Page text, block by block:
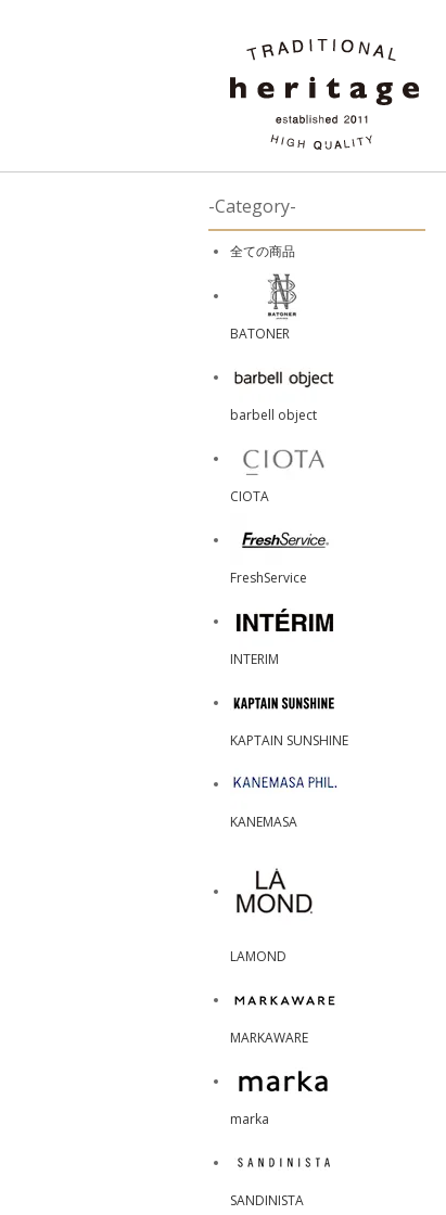
-Category-
全ての商品
BATONER
barbell object
CIOTA
FreshService
INTERIM
KAPTAIN SUNSHINE
KANEMASA
LAMOND
MARKAWARE
marka
SANDINISTA